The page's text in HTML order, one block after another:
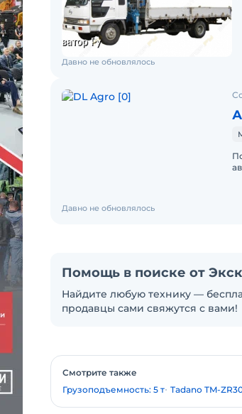
Давно не обновлялось
Давно не обновлялось
Помощь в поиске от
Найдите любую технику —
продавцы сами свяжутся с вами!
Смотрите также
Грузоподъемность: 5 т Tadano TM-